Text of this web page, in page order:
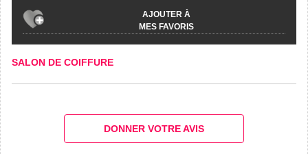
AJOUTER À
MES FAVORIS
SALON DE COIFFURE
DONNER VOTRE AVIS